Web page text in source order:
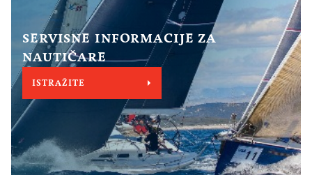
SERVISNE INFORMACIJE ZA
NAUTIČARE
ISTRAŽITE